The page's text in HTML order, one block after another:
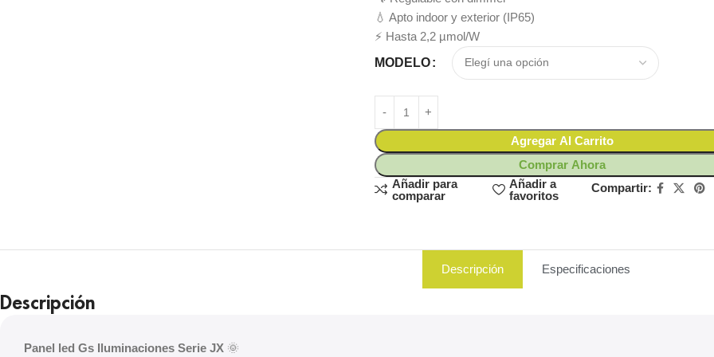
💧 Apto indoor y exterior (IP65)
⚡ Hasta 2,2 µmol/W
MODELO
Agregar Al Carrito
Comprar Ahora
Añadir para
comparar
Añadir a
favoritos
Compartir:
Descripción Especificaciones
Descripción
Panel led Gs Iluminaciones Serie JX 🌞